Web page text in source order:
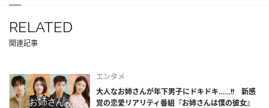
RELATED
関連記事
エンタメ
大人なお姉さんが年下男子にドキドキ……!! 新感
覚の恋愛リアリティ番組『お姉さんは僕の彼女』